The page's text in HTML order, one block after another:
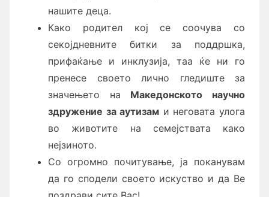
нашите деца.
Како родител кој се соочува со
секојдневните битки за поддршка,
прифаќање и инклузија, таа ќе ни го
пренесе своето лично гледиште за
значењето на Македонското научно
здружение за аутизам и неговата улога
во животите на семејствата како
нејзиното.
Со огромно почитување, ја поканувам
да го сподели своето искуство и да Ве